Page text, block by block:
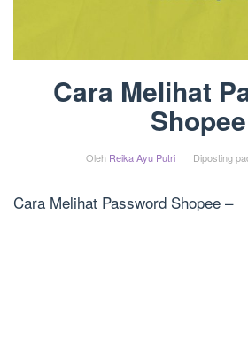
Cara Melihat
Shopee
Oleh Reika Ayu Putri Diposting
Cara Melihat Password Shopee –